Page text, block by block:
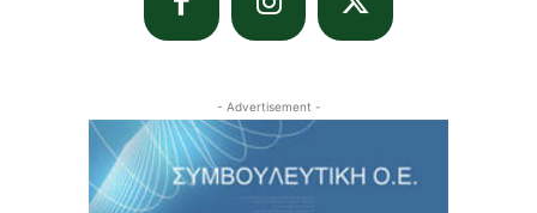
- Advertisement -